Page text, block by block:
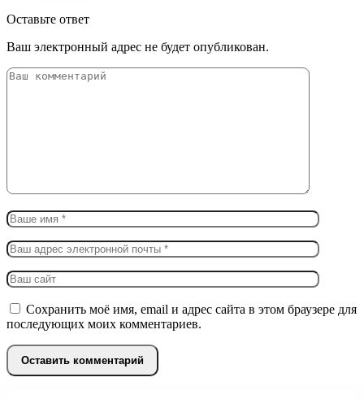
Оставьте ответ
Ваш электронный адрес не будет опубликован.
Сохранить моё имя, email и адрес сайта в этом браузере для
последующих моих комментариев.